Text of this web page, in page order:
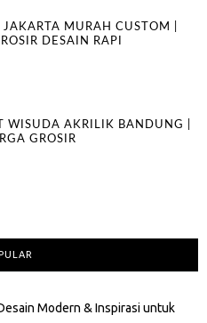
JAKARTA MURAH CUSTOM |
DESAIN RAPI
WISUDA AKRILIK BANDUNG |
GROSIR
Modern & Inspirasi untuk